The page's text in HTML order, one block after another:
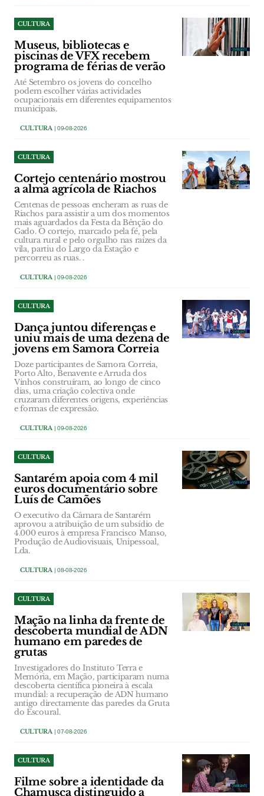
CULTURA
Museus, bibliotecas e
piscinas de VFX recebem
programa de férias de verão
Até Setembro os jovens do concelho
podem escolher várias actividades
ocupacionais em diferentes equipamentos
municipais.
CULTURA| 09-08-2026
CULTURA
Cortejo centenário mostrou
a alma agrícola de Riachos
Centenas de pessoas encheram as ruas de
Riachos para assistir a um dos momentos
mais aguardados da Festa da Bênção do
Gado. O cortejo, marcado pela fé, pela
cultura rural e pelo orgulho nas raízes da
vila, partiu do Largo da Estação e
percorreu as ruas. .
CULTURA| 09-08-2026
CULTURA
Dança juntou diferenças e
uniu mais de uma dezena de
jovens em Samora Correia
Doze participantes de Samora Correia,
Porto Alto, Benavente e Arruda dos
Vinhos construíram, ao longo de cinco
dias, uma criação colectiva onde
cruzaram diferentes origens, experiências
e formas de expressão.
CULTURA| 09-08-2026
CULTURA
Santarém apoia com 4 mil
euros documentário sobre
Luís de Camões
O executivo da Câmara de Santarém
aprovou a atribuição de um subsídio de
4.000 euros à empresa Francisco Manso,
Produção de Audiovisuais, Unipessoal,
Lda.
CULTURA| 08-08-2026
CULTURA
Mação na linha da frente de
descoberta mundial de ADN
humano em paredes de
grutas
Investigadores do Instituto Terra e
Memória, em Mação, participaram numa
descoberta científica pioneira à escala
mundial: a recuperação de ADN humano
antigo directamente das paredes da Gruta
do Escoural.
CULTURA| 07-08-2026
CULTURA
Filme sobre a identidade da
Chamusca distinguido a